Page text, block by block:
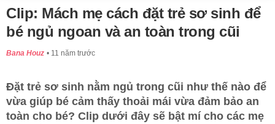
Clip: Mách mẹ cách đặt trẻ sơ sinh để
bé ngủ ngoan và an toàn trong cũi
Bana Houz 11 năm trước
Đặt trẻ sơ sinh nằm ngủ trong cũi như thế nào để
vừa giúp bé cảm thấy thoải mái vừa đảm bảo an
toàn cho bé? Clip dưới đây sẽ bật mí cho các mẹ